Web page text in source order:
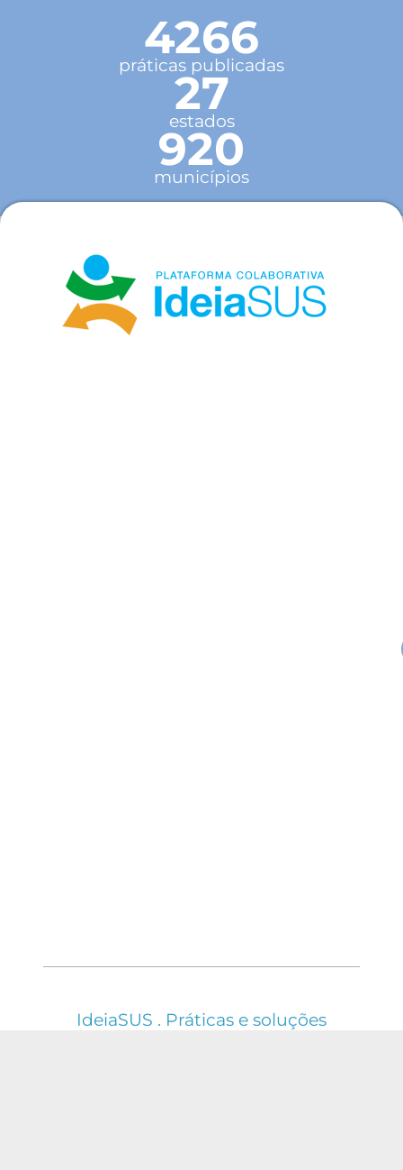
4266
práticas publicadas
27
estados
920
municípios
IdeiaSUS . Práticas e soluções